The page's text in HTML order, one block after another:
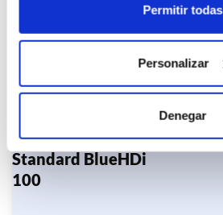
Permitir todas
Personalizar
Denegar
Active Business
Standard BlueHDi
100
356
€/mes